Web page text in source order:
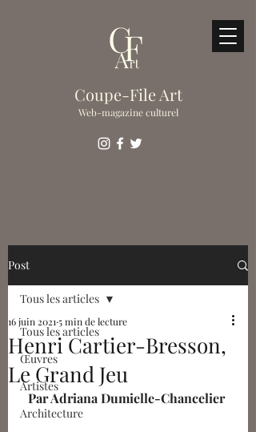
Coupe-File Art
Web-magazine culturel
Post
Tous les articles
Œuvres
Artistes
Architecture
Tous les articles
Henri Cartier-Bresson,
Le Grand Jeu
16 juin 2021 5 min de lecture
Par Adriana Dumielle-Chancelier